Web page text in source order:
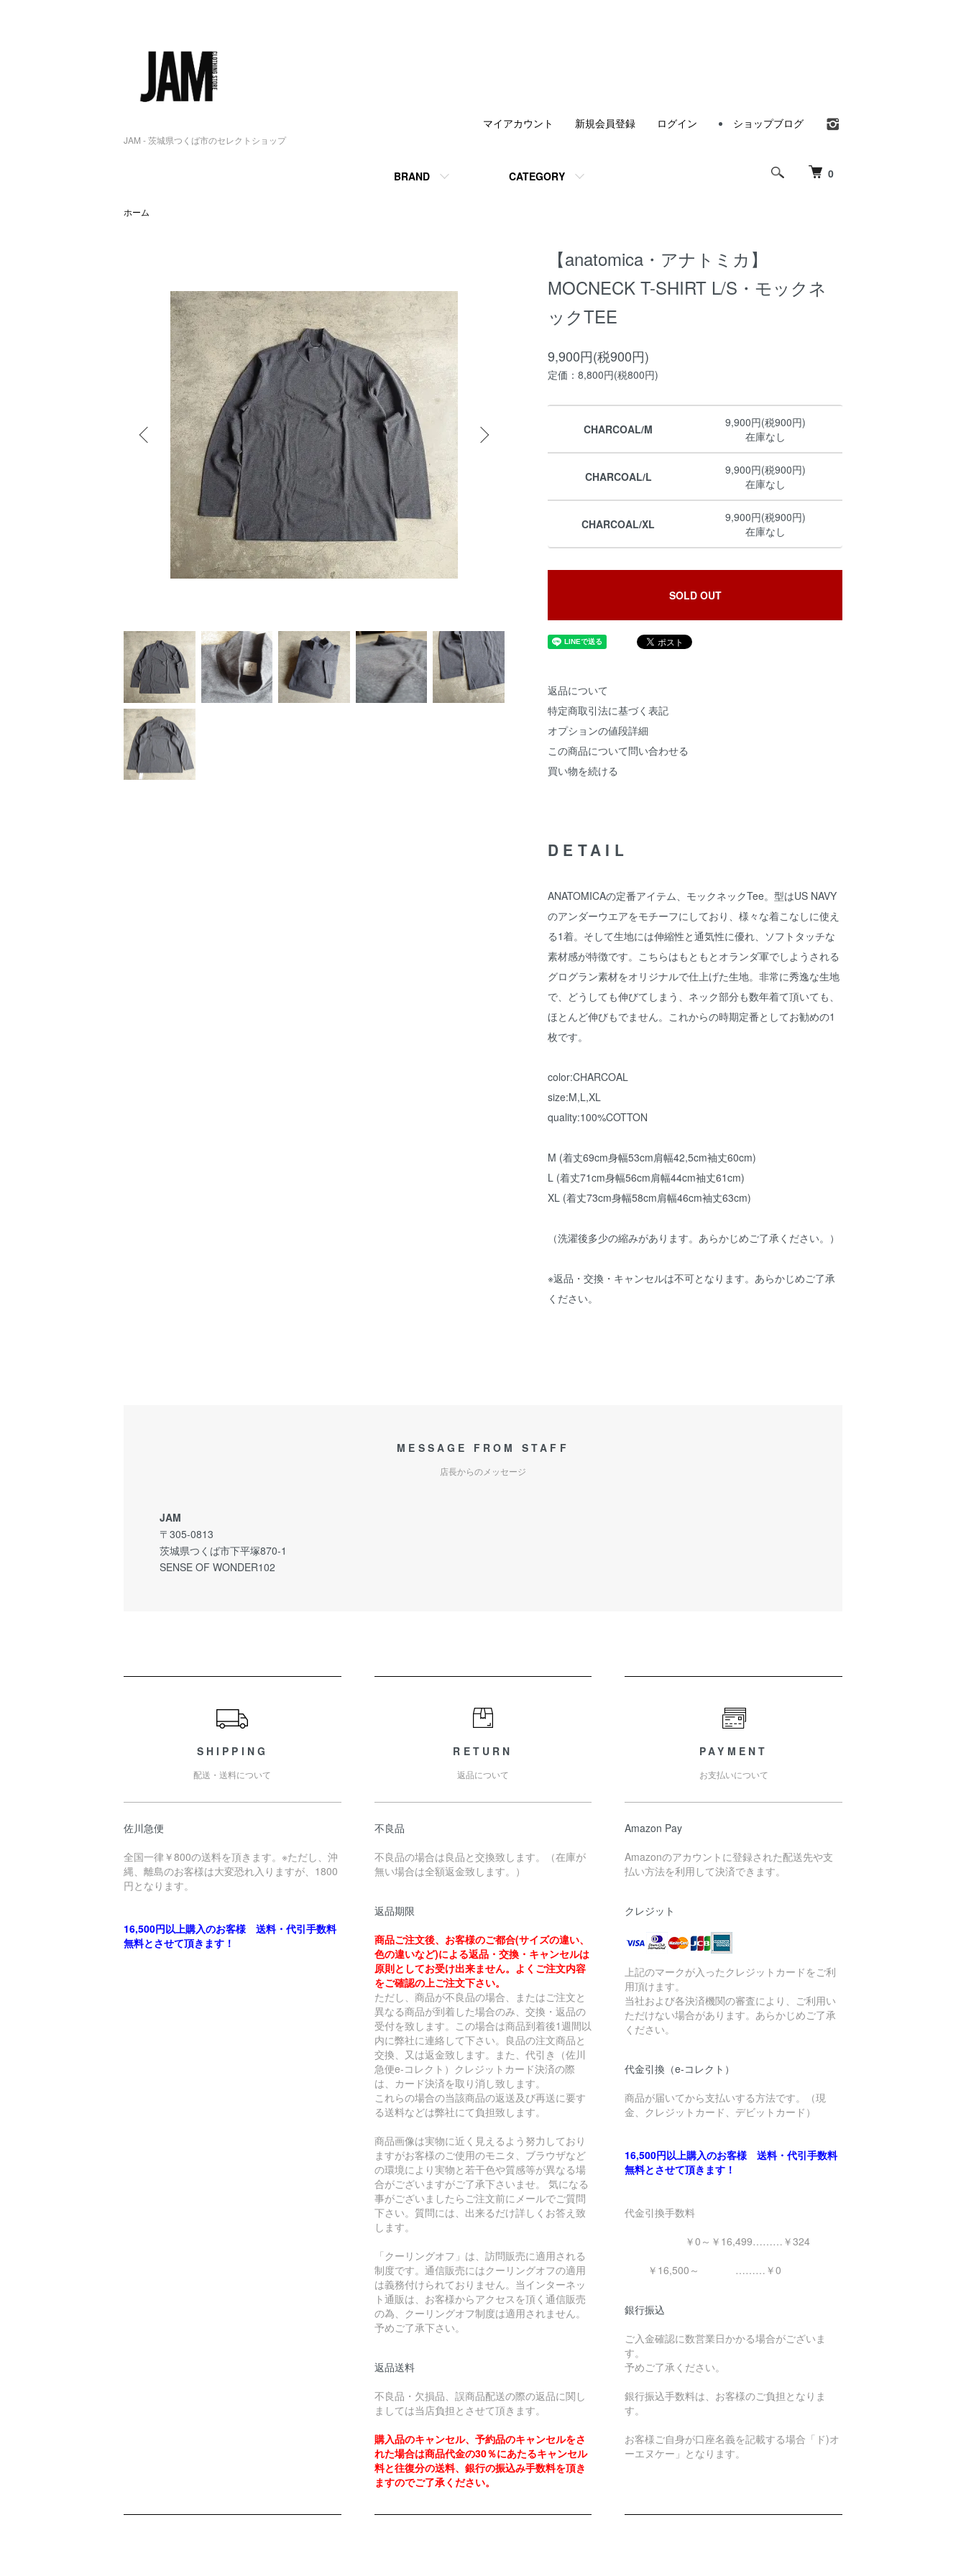
JAM - 茨城県つくば市のセレクトショップ
0
BRAND CATEGORY
マイアカウント 新規会員登録 ログイン ショップブログ
ホーム
【anatomica・アナトミカ】
MOCNECK T-SHIRT L/S・モックネ
ックTEE
9,900円(税900円)
定価：8,800円(税800円)
CHARCOAL/M
9,900円(税900円)
在庫なし
CHARCOAL/L
9,900円(税900円)
在庫なし
CHARCOAL/XL
9,900円(税900円)
在庫なし
SOLD OUT
返品について
特定商取引法に基づく表記
オプションの値段詳細
この商品について問い合わせる
買い物を続ける
DETAIL
ANATOMICAの定番アイテム、モックネックTee。型はUS NAVY
のアンダーウエアをモチーフにしており、様々な着こなしに使え
る1着。そして生地には伸縮性と通気性に優れ、ソフトタッチな
素材感が特徴です。こちらはもともとオランダ軍でしようされる
グログラン素材をオリジナルで仕上げた生地。非常に秀逸な生地
で、どうしても伸びてしまう、ネック部分も数年着て頂いても、
ほとんど伸びもでません。これからの時期定番としてお勧めの1
枚です。
color:CHARCOAL
size:M,L,XL
quality:100%COTTON
M (着丈69cm身幅53cm肩幅42,5cm袖丈60cm)
L (着丈71cm身幅56cm肩幅44cm袖丈61cm)
XL (着丈73cm身幅58cm肩幅46cm袖丈63cm)
（洗濯後多少の縮みがあります。あらかじめご了承ください。）
※返品・交換・キャンセルは不可となります。あらかじめご了承
ください。
MESSAGE FROM STAFF
店長からのメッセージ
JAM
〒305-0813
茨城県つくば市下平塚870-1
SENSE OF WONDER102
SHIPPING
配送・送料について
佐川急便
全国一律￥800の送料を頂きます。※ただし、沖
縄、離島のお客様は大変恐れ入りますが、1800
円となります。
16,500円以上購入のお客様 送料・代引手数料
無料とさせて頂きます！
RETURN
返品について
不良品
不良品の場合は良品と交換致します。（在庫が
無い場合は全額返金致します。）
返品期限
商品ご注文後、お客様のご都合(サイズの違い、
色の違いなど)による返品・交換・キャンセルは
原則としてお受け出来ません。よくご注文内容
をご確認の上ご注文下さい。
ただし、商品が不良品の場合、またはご注文と
異なる商品が到着した場合のみ、交換・返品の
受付を致します。この場合は商品到着後1週間以
内に弊社に連絡して下さい。良品の注文商品と
交換、又は返金致します。また、代引き（佐川
急便e-コレクト）クレジットカード決済の際
は、カード決済を取り消し致します。
これらの場合の当該商品の返送及び再送に要す
る送料などは弊社にて負担致します。
商品画像は実物に近く見えるよう努力しており
ますがお客様のご使用のモニタ、ブラウザなど
の環境により実物と若干色や質感等が異なる場
合がございますがご了承下さいませ。 気になる
事がございましたらご注文前にメールでご質問
下さい。質問には、出来るだけ詳しくお答え致
します。
「クーリングオフ」は、訪問販売に適用される
制度です。通信販売にはクーリングオフの適用
は義務付けられておりません。当インターネッ
ト通販は、お客様からアクセスを頂く通信販売
の為、クーリングオフ制度は適用されません。
予めご了承下さい。
返品送料
不良品・欠損品、誤商品配送の際の返品に関し
ましては当店負担とさせて頂きます。
購入品のキャンセル、予約品のキャンセルをさ
れた場合は商品代金の30％にあたるキャンセル
料と往復分の送料、銀行の振込み手数料を頂き
ますのでご了承ください。
PAYMENT
お支払いについて
Amazon Pay
Amazonのアカウントに登録された配送先や支
払い方法を利用して決済できます。
クレジット
上記のマークが入ったクレジットカードをご利
用頂けます。
当社および各決済機関の審査により、ご利用い
ただけない場合があります。あらかじめご了承
ください。
代金引換（e-コレクト）
商品が届いてから支払いする方法です。（現
金、クレジットカード、デビットカード）
16,500円以上購入のお客様 送料・代引手数料
無料とさせて頂きます！
代金引換手数料
￥0～￥16,499………￥324
￥16,500～ ………￥0
銀行振込
ご入金確認に数営業日かかる場合がございま
す。
予めご了承ください。
銀行振込手数料は、お客様のご負担となりま
す。
お客様ご自身が口座名義を記載する場合「ド)オ
ーエヌケー」となります。